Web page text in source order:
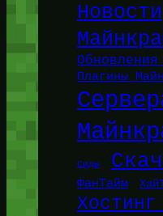
Новости
Плагины
Сиды
ФанТайм